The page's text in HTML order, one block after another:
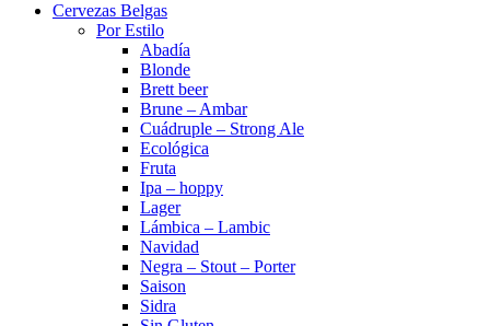
Cervezas Belgas
Por Estilo
Abadía
Blonde
Brett beer
Brune – Ambar
Cuádruple – Strong Ale
Ecológica
Fruta
Ipa – hoppy
Lager
Lámbica – Lambic
Navidad
Negra – Stout – Porter
Saison
Sidra